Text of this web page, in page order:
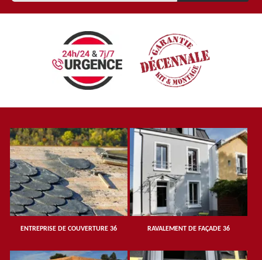
ENTREPRISE DE COUVERTURE 36 RAVALEMENT DE FAÇADE 36